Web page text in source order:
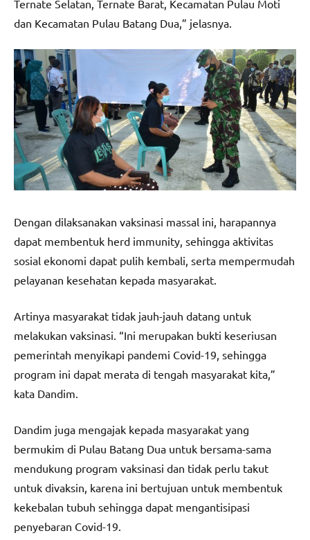
Ternate Selatan, Ternate Barat, Kecamatan Pulau Moti
dan Kecamatan Pulau Batang Dua,” jelasnya.
Dengan dilaksanakan vaksinasi massal ini, harapannya
dapat membentuk herd immunity, sehingga aktivitas
sosial ekonomi dapat pulih kembali, serta mempermudah
pelayanan kesehatan kepada masyarakat.
Artinya masyarakat tidak jauh-jauh datang untuk
melakukan vaksinasi. “Ini merupakan bukti keseriusan
pemerintah menyikapi pandemi Covid-19, sehingga
program ini dapat merata di tengah masyarakat kita,”
kata Dandim.
Dandim juga mengajak kepada masyarakat yang
bermukim di Pulau Batang Dua untuk bersama-sama
mendukung program vaksinasi dan tidak perlu takut
untuk divaksin, karena ini bertujuan untuk membentuk
kekebalan tubuh sehingga dapat mengantisipasi
penyebaran Covid-19.